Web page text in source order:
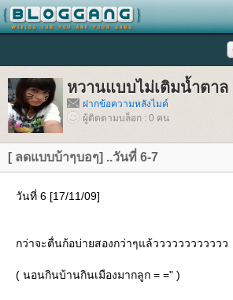
หวานแบบไม่เติมน้ำตาล
ฝากข้อความหลังไมค์
ผู้ติดตามบล็อก : 0 คน
[ ลดแบบบ้าๆบอๆ] ..วันที่ 6-7
วันที่ 6 [17/11/09]
กว่าจะตื่นก้อบ่ายสองกว่าๆแล้วววววววววววว
( นอนกินบ้านกินเมืองมากลูก = =" )